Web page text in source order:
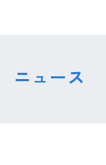
ニュース